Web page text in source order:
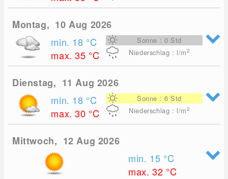
Montag, 10 Aug 2026
min. 18 °C
max. 35 °C
Sonne : 0 Std
Niederschlag : l/m2
Dienstag, 11 Aug 2026
min. 18 °C
max. 30 °C
Sonne : 6 Std
Niederschlag : l/m2
Mittwoch, 12 Aug 2026
min. 15 °C
max. 32 °C